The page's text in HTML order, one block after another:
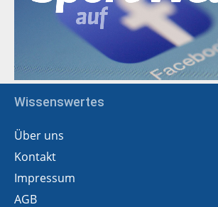
Wissenswertes
Über uns
Kontakt
Impressum
AGB